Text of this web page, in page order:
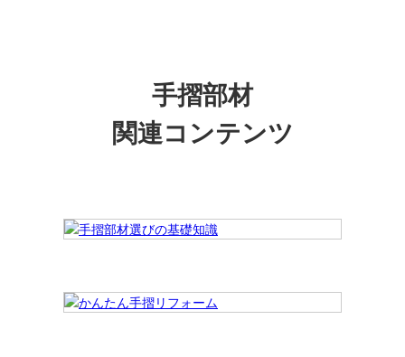
手摺部材
関連コンテンツ